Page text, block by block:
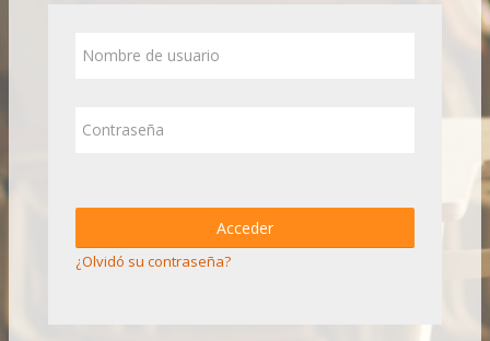
Acceder
¿Olvidó su contraseña?